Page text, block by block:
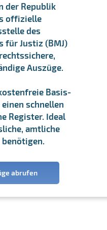
der Republik
offizielle
des
für Justiz (BMJ)
Auszüge.
Basis-
schnellen
Register. Ideal
amtliche
abrufen